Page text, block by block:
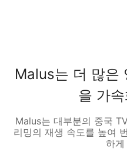
Malus는 더 많은
을 가
Malus는 대부분의 중국
리밍의 재생 속도를 높여
하게